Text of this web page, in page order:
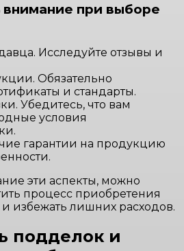
внимание при выборе
Исследуйте отзывы и
Обязательно
и стандарты.
Убедитесь, что вам
условия
гарантии на продукцию
эти аспекты, можно
процесс приобретения
избежать лишних расходов.
подделок и